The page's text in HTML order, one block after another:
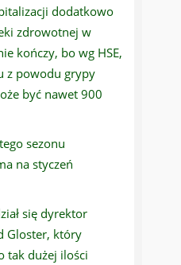
dodatkowo
zdrowotnej w
kończy, bo wg HSE,
z powodu grypy
być nawet 900
sezonu
na styczeń
się dyrektor
Gloster, który
tak dużej ilości